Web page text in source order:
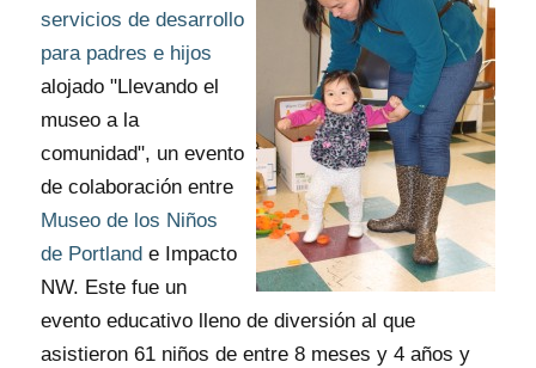
servicios de desarrollo
para padres e hijos
alojado "Llevando el
museo a la
comunidad", un evento
de colaboración entre
Museo de los Niños
de Portlande Impacto
NW. Este fue un
evento educativo lleno de diversión al que
asistieron 61 niños de entre 8 meses y 4 años y